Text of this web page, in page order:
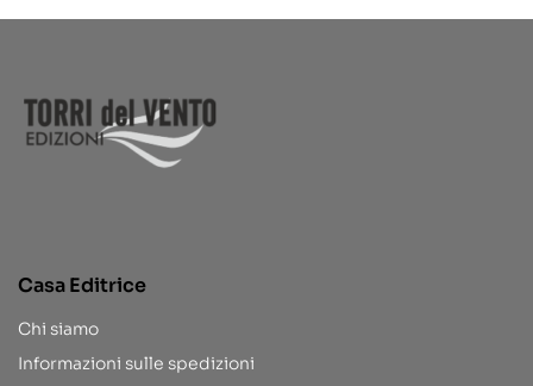
Casa Editrice
Chi siamo
Informazioni sulle spedizioni